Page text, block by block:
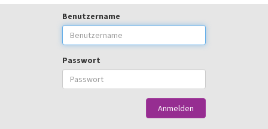
Benutzername
Passwort
Anmelden